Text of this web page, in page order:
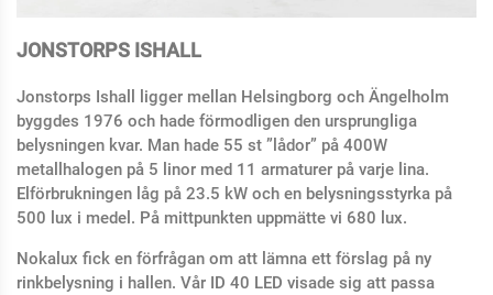
JONSTORPS ISHALL
Jonstorps Ishall ligger mellan Helsingborg och Ängelholm
byggdes 1976 och hade förmodligen den ursprungliga
belysningen kvar. Man hade 55 st ”lådor” på 400W
metallhalogen på 5 linor med 11 armaturer på varje lina.
Elförbrukningen låg på 23.5 kW och en belysningsstyrka på
500 lux i medel. På mittpunkten uppmätte vi 680 lux.
Nokalux fick en förfrågan om att lämna ett förslag på ny
rinkbelysning i hallen. Vår ID 40 LED visade sig att passa